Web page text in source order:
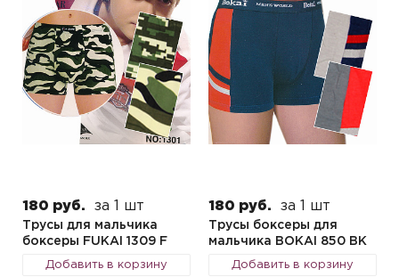
180 руб. за 1 шт
Трусы для мальчика
боксеры FUKAI 1309 F
Добавить в корзину
180 руб. за 1 шт
Трусы боксеры для
мальчика BOKAI 850 BK
Добавить в корзину